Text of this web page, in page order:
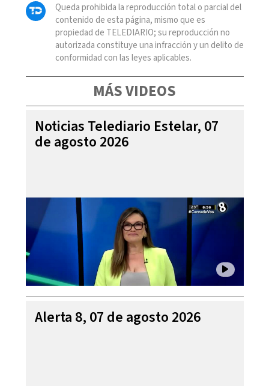
Queda prohibida la reproducción total o parcial del
contenido de esta página, mismo que es
propiedad de TELEDIARIO; su reproducción no
autorizada constituye una infracción y un delito de
conformidad con las leyes aplicables.
MÁS VIDEOS
Noticias Telediario Estelar, 07
de agosto 2026
Alerta 8, 07 de agosto 2026